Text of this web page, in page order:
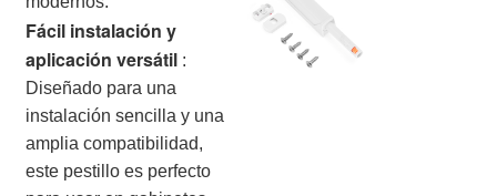
Fácil instalación y
aplicación versátil :
Diseñado para una
instalación sencilla y una
amplia compatibilidad,
este pestillo es perfecto